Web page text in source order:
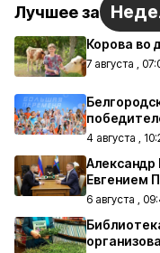
Лучшее за
Корова во
7 августа ,
4 августа ,
Евгением
6 августа ,